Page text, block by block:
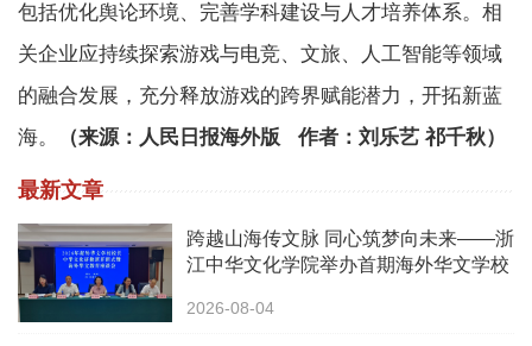
包括优化舆论环境、完善学科建设与人才培养体系。相
关企业应持续探索游戏与电竞、文旅、人工智能等领域
的融合发展，充分释放游戏的跨界赋能潜力，开拓新蓝
海。
（来源：人民日报海外版 作者：刘乐艺 祁千秋）
最新文章
跨越山海传文脉 同心筑梦向未来——浙
江中华文化学院举办首期海外华文学校
2026-08-04